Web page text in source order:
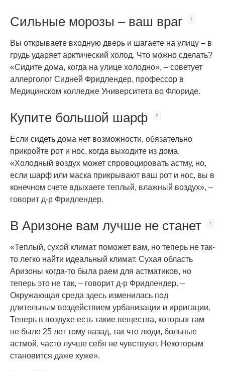
Сильные морозы – ваш враг
Вы открываете входную дверь и шагаете на улицу – в
грудь ударяет арктический холод. Что можно сделать?
«Сидите дома, когда на улице холодно», – советует
аллерголог Сидней Фридлендер, профессор в
Медицинском колледже Университета во Флориде.
Купите большой шарф
Если сидеть дома нет возможности, обязательно
прикройте рот и нос, когда выходите из дома.
«Холодный воздух может спровоцировать астму, но,
если шарф или маска прикрывают ваш рот и нос, вы в
конечном счете вдыхаете теплый, влажный воздух», –
говорит д-р Фридлендер.
В Аризоне вам лучше не станет
«Теплый, сухой климат поможет вам, но теперь не так-
то легко найти идеальный климат. Сухая область
Аризоны когда-то была раем для астматиков, но
теперь это не так, – говорит д-р Фридлендер. –
Окружающая среда здесь изменилась под
длительным воздействием урбанизации и ирригации.
Теперь в воздухе есть такие вещества, которых там
не было 25 лет тому назад, так что люди, больные
астмой, часто лучше себя не чувствуют. Некоторым
становится даже хуже».